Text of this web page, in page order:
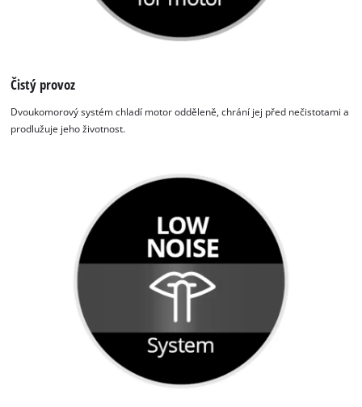
Čistý provoz
Dvoukomorový systém chladí motor odděleně, chrání jej před nečistotami a
prodlužuje jeho životnost.